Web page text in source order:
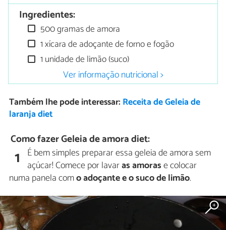
Ingredientes:
500 gramas de amora
1 xícara de adoçante de forno e fogão
1 unidade de limão (suco)
Ver informação nutricional >
Também lhe pode interessar: Receita de Geleia de
laranja diet
Como fazer Geleia de amora diet:
1 É bem simples preparar essa geleia de amora sem
açúcar! Comece por lavaras amorase colocar
numa panela como adoçante e o suco de limão.